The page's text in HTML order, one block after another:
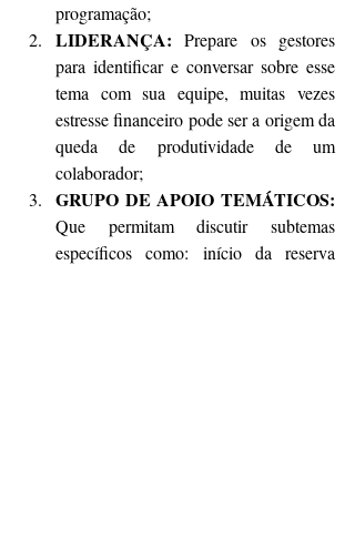
programação;
LIDERANÇA: Prepare os gestores
para identificar e conversar sobre esse
tema com sua equipe, muitas vezes
estresse financeiro pode ser a origem da
queda de produtividade de um
colaborador;
GRUPO DE APOIO TEMÁTICOS:
Que permitam discutir subtemas
específicos como: início da reserva